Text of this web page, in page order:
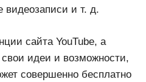
и т. д.
сайта YouTube, а
идеи и возможности,
совершенно бесплатно